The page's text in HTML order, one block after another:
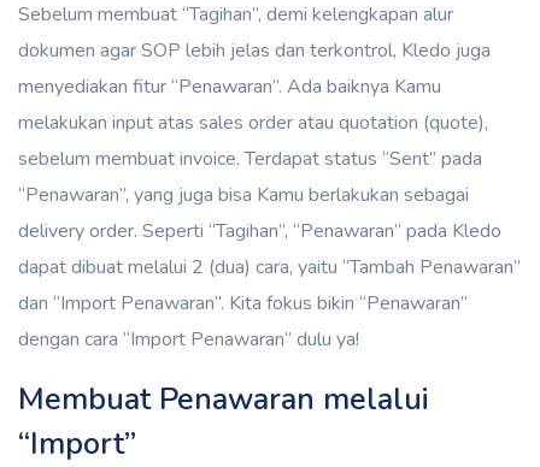
Sebelum membuat “Tagihan”, demi kelengkapan alur
dokumen agar SOP lebih jelas dan terkontrol, Kledo juga
menyediakan fitur “Penawaran”. Ada baiknya Kamu
melakukan input atas sales order atau quotation (quote),
sebelum membuat invoice. Terdapat status “Sent” pada
“Penawaran”, yang juga bisa Kamu berlakukan sebagai
delivery order. Seperti “Tagihan”, “Penawaran” pada Kledo
dapat dibuat melalui 2 (dua) cara, yaitu “Tambah Penawaran”
dan “Import Penawaran”. Kita fokus bikin “Penawaran”
dengan cara “Import Penawaran” dulu ya!
Membuat Penawaran melalui
“Import”